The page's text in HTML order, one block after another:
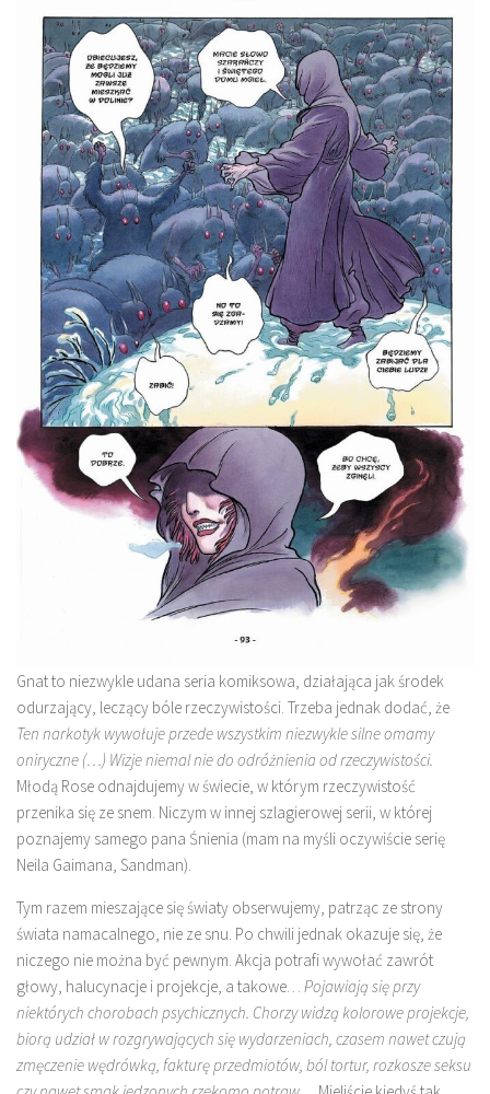
Gnat to niezwykle udana seria komiksowa, działająca jak środek
odurzający, leczący bóle rzeczywistości. Trzeba jednak dodać, że
Ten narkotyk wywołuje przede wszystkim niezwykle silne omamy
oniryczne (…) Wizje niemal nie do odróżnienia od rzeczywistości.
Młodą Rose odnajdujemy w świecie, w którym rzeczywistość
przenika się ze snem. Niczym w innej szlagierowej serii, w której
poznajemy samego pana Śnienia (mam na myśli oczywiście serię
Neila Gaimana, Sandman).
Tym razem mieszające się światy obserwujemy, patrząc ze strony
świata namacalnego, nie ze snu. Po chwili jednak okazuje się, że
niczego nie można być pewnym. Akcja potrafi wywołać zawrót
głowy, halucynacje i projekcje, a takowe… Pojawiają się przy
niektórych chorobach psychicznych. Chorzy widzą kolorowe projekcje,
biorą udział w rozgrywających się wydarzeniach, czasem nawet czują
zmęczenie wędrówką, fakturę przedmiotów, ból tortur, rozkosze seksu